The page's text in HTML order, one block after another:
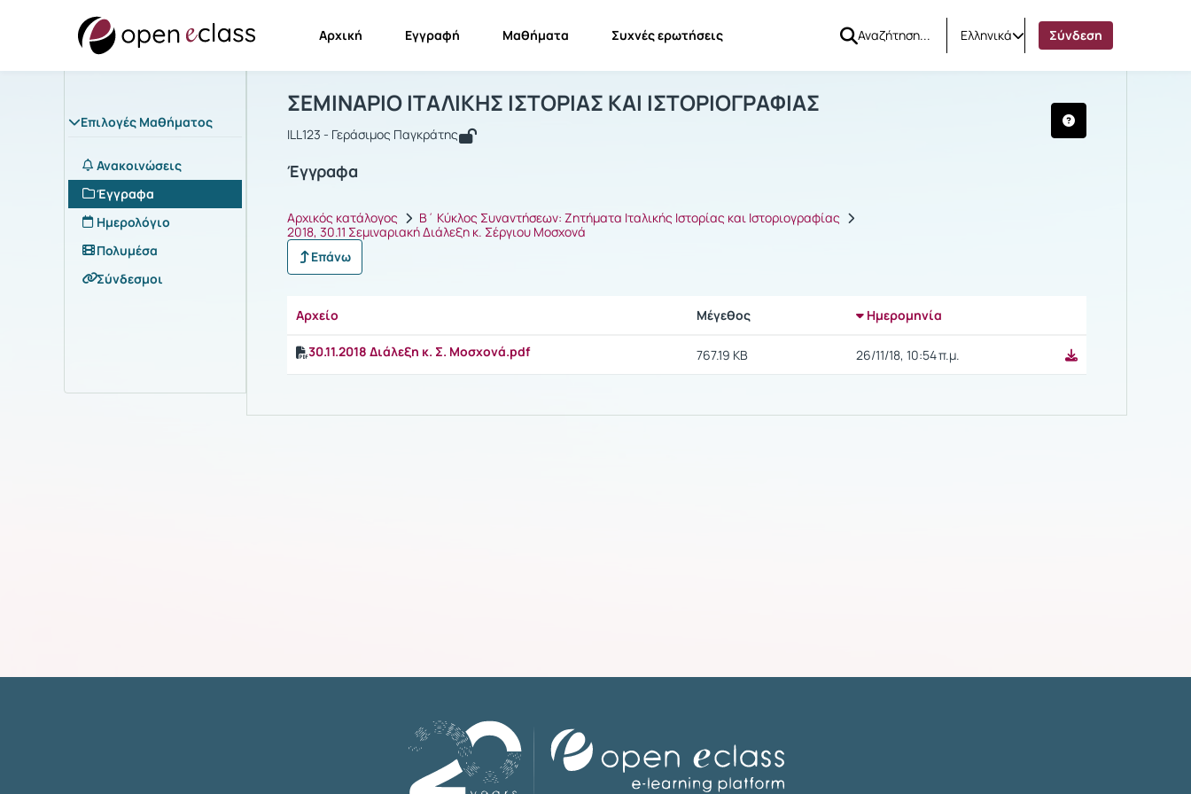
Αρχική Εγγραφή Μαθήματα Συχνές ερωτήσεις Ελληνικά Σύνδεση
Επιλογές Μαθήματος
Ανακοινώσεις
Έγγραφα
Ημερολόγιο
Πολυμέσα
Σύνδεσμοι
Μάθημα : ΣΕΜΙΝΑΡΙΟ ΙΤΑΛΙΚΗΣ ΙΣΤΟΡΙΑΣ ΚΑΙ ΙΣΤΟΡΙΟΓΡΑΦΙΑΣ
ΣΕΜΙΝΑΡΙΟ ΙΤΑΛΙΚΗΣ ΙΣΤΟΡΙΑΣ ΚΑΙ ΙΣΤΟΡΙΟΓΡΑΦΙΑΣ
ILL123 - Γεράσιμος Παγκράτης
Έγγραφα
Αρχικός κατάλογος
Β΄ Κύκλος Συναντήσεων: Ζητήματα Ιταλικής Ιστορίας και Ιστοριογραφίας
2018, 30.11 Σεμιναριακή Διάλεξη κ. Σέργιου Μοσχονά
Επάνω
Αρχείο Μέγεθος Ημερομηνία
30.11.2018 Διάλεξη κ. Σ. Μοσχονά.pdf
767.19 KB 26/11/18, 10:54 π.μ.